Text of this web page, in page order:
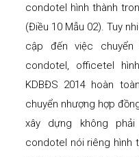
condotel hình thành
(Điều 10 Mẫu 02). Tuy
cập đến việc
condotel, officetel
KDBĐS 2014 hoàn
chuyển nhượng hợp
xây dựng không
condotel nói riêng hình